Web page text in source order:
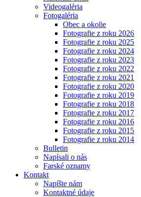
Videogaléria
Fotogaléria
Obec a okolie
Fotografie z roku 2026
Fotografie z roku 2025
Fotografie z roku 2024
Fotografie z roku 2023
Fotografie z roku 2022
Fotografie z roku 2021
Fotografie z roku 2020
Fotografie z roku 2019
Fotografie z roku 2018
Fotografie z roku 2017
Fotografie z roku 2016
Fotografie z roku 2015
Fotografie z roku 2014
Bulletin
Napísali o nás
Farské oznamy
Kontakt
Napíšte nám
Kontaktné údaje